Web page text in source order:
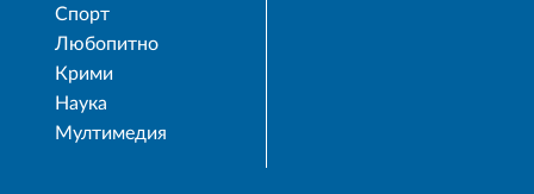
Спорт
Любопитно
Крими
Наука
Мултимедия